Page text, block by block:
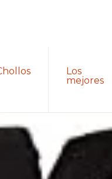
Los
mejores